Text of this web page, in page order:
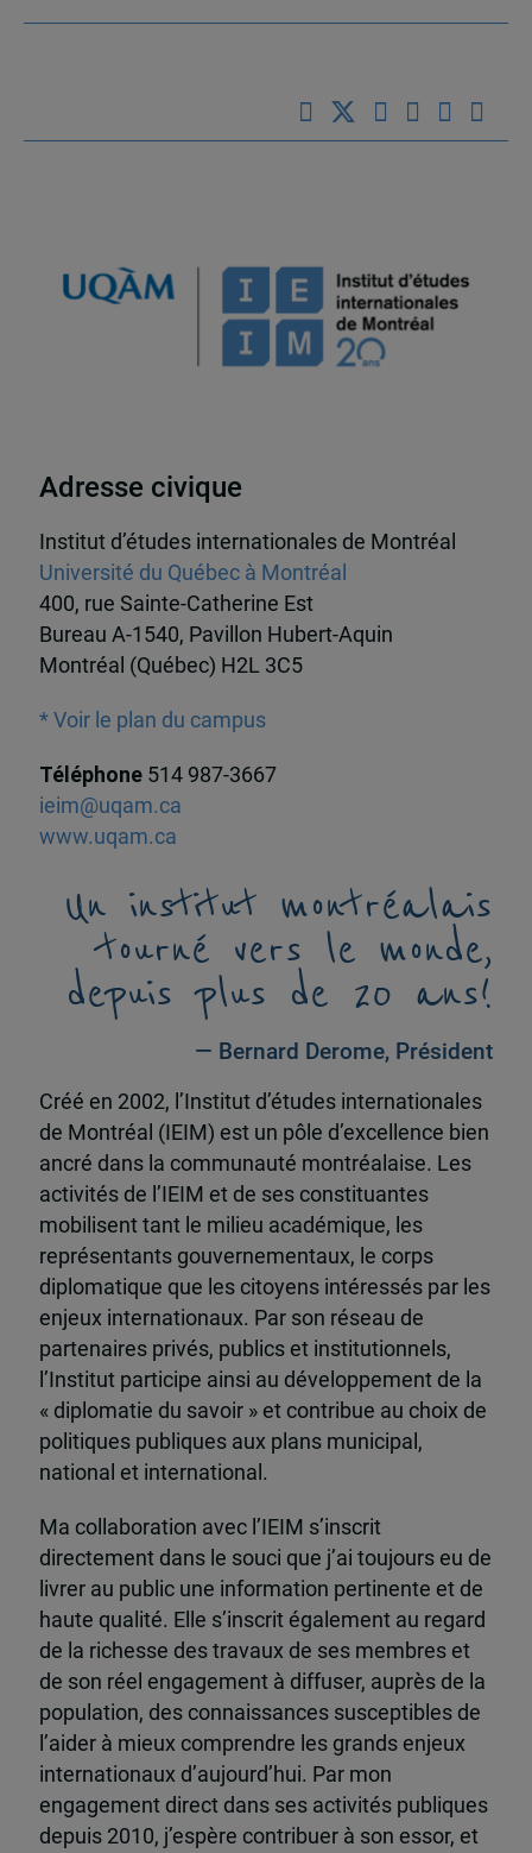
Adresse civique
Institut d’études internationales de Montréal
Université du Québec à Montréal
400, rue Sainte-Catherine Est
Bureau A-1540, Pavillon Hubert-Aquin
Montréal (Québec) H2L 3C5
* Voir le plan du campus
Téléphone 514 987-3667
ieim@uqam.ca
www.uqam.ca
Un institut montréalais
tourné vers le monde,
depuis plus de 20 ans!
— Bernard Derome, Président
Créé en 2002, l’Institut d’études internationales
de Montréal (IEIM) est un pôle d’excellence bien
ancré dans la communauté montréalaise. Les
activités de l’IEIM et de ses constituantes
mobilisent tant le milieu académique, les
représentants gouvernementaux, le corps
diplomatique que les citoyens intéressés par les
enjeux internationaux. Par son réseau de
partenaires privés, publics et institutionnels,
l’Institut participe ainsi au développement de la
« diplomatie du savoir » et contribue au choix de
politiques publiques aux plans municipal,
national et international.
Ma collaboration avec l’IEIM s’inscrit
directement dans le souci que j’ai toujours eu de
livrer au public une information pertinente et de
haute qualité. Elle s’inscrit également au regard
de la richesse des travaux de ses membres et
de son réel engagement à diffuser, auprès de la
population, des connaissances susceptibles de
l’aider à mieux comprendre les grands enjeux
internationaux d’aujourd’hui. Par mon
engagement direct dans ses activités publiques
depuis 2010, j’espère contribuer à son essor, et